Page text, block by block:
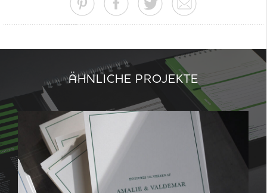
ÄHNLICHE PROJEKTE